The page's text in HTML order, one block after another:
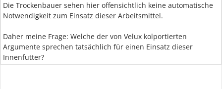
Die Trockenbauer sehen hier offensichtlich keine automatische
Notwendigkeit zum Einsatz dieser Arbeitsmittel.
Daher meine Frage: Welche der von Velux kolportierten
Argumente sprechen tatsächlich für einen Einsatz dieser
Innenfutter?